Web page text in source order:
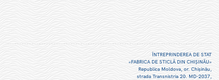
ÎNTREPRINDEREA DE STAT
«FABRICA DE STICLĂ DIN CHIŞINĂU»
Republica Moldova, or. Chişinău,
strada Transnistria 20. MD-2037,